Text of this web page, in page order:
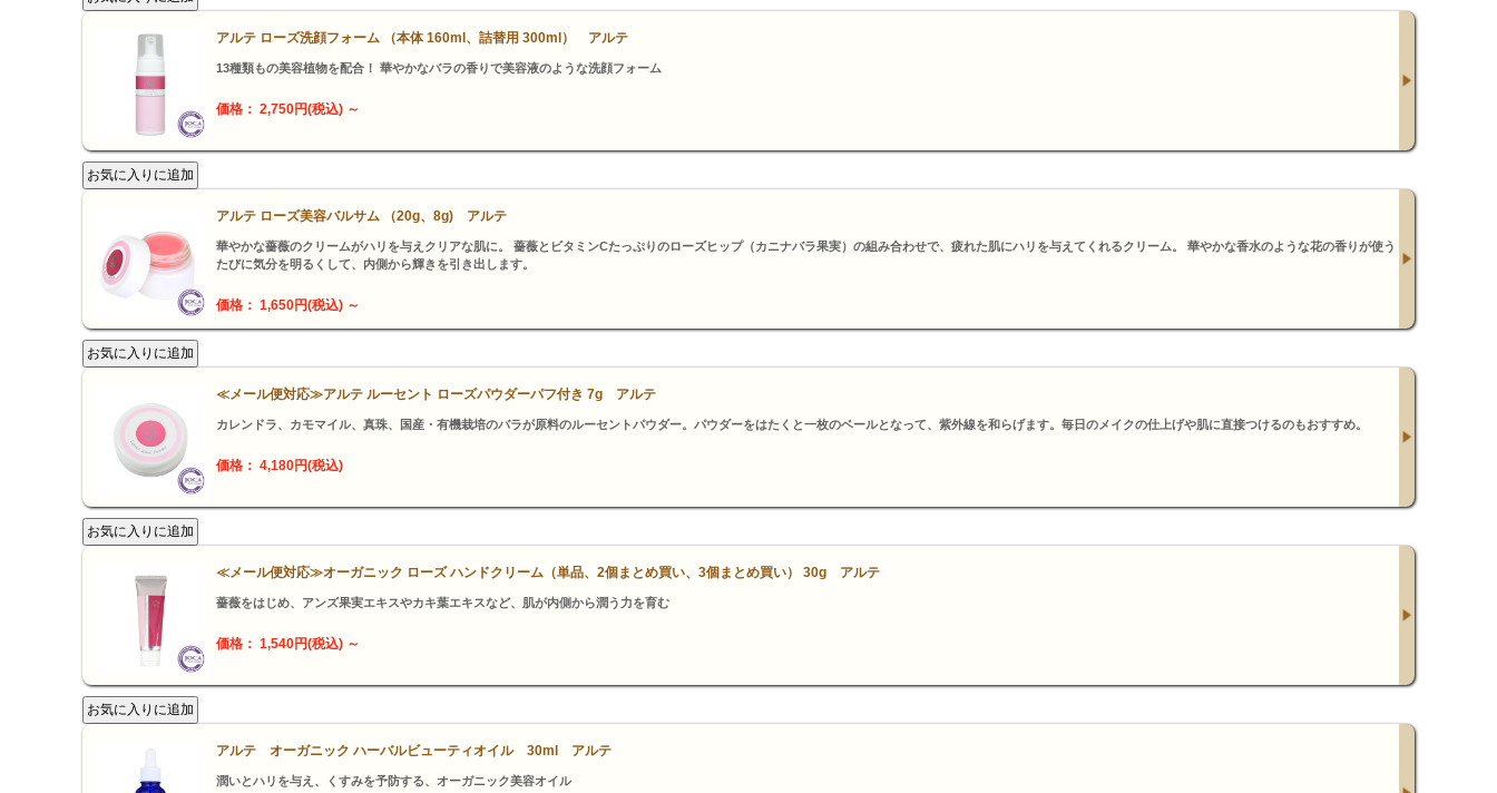
アルテ ローズ洗顔フォーム （本体 160ml、詰替用 300ml） アルテ
13種類もの美容植物を配合！ 華やかなバラの香りで美容液のような洗顔フォーム
価格： 2,750円(税込) ～
アルテ ローズ美容バルサム （20g、8g) アルテ
華やかな薔薇のクリームがハリを与えクリアな肌に。 薔薇とビタミンCたっぷりのローズヒップ（カニナバラ果実）の組み合わせで、疲れた肌にハリを与えてくれるクリーム。 華やかな香水のような花の香りが使う
たびに気分を明るくして、内側から輝きを引き出します。
価格： 1,650円(税込) ～
≪メール便対応≫アルテ ルーセント ローズパウダーパフ付き 7g アルテ
カレンドラ、カモマイル、真珠、国産・有機栽培のバラが原料のルーセントパウダー。パウダーをはたくと一枚のベールとなって、紫外線を和らげます。毎日のメイクの仕上げや肌に直接つけるのもおすすめ。
価格： 4,180円(税込)
≪メール便対応≫オーガニック ローズ ハンドクリーム（単品、2個まとめ買い、3個まとめ買い） 30g アルテ
薔薇をはじめ、アンズ果実エキスやカキ葉エキスなど、肌が内側から潤う力を育む
価格： 1,540円(税込) ～
アルテ オーガニック ハーバルビューティオイル 30ml アルテ
潤いとハリを与え、くすみを予防する、オーガニック美容オイル